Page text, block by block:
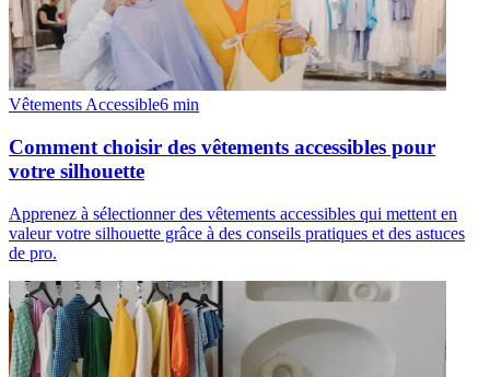
Vêtements Accessible6 min
Comment choisir des vêtements accessibles pour
votre silhouette
Apprenez à sélectionner des vêtements accessibles qui mettent en
valeur votre silhouette grâce à des conseils pratiques et des astuces
de pro.